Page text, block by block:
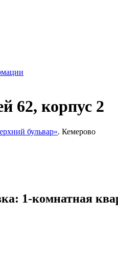
62, корпус 2
бульвар». Кемерово
1-комнатная